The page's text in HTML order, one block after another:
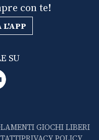
con te!
L'APP
SU
GIOCHI LIBERI